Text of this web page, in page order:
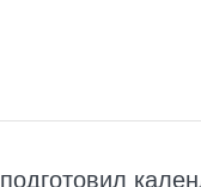
подготовил